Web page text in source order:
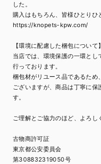
した。
購入はもちろん、皆様ひとりひ
https://knopets-kpw.com/
【環境に配慮した梱包について】
当店では、環境保護の一環と
行っております。
梱包材がリユース品であるた
ございますが、商品は丁寧に保
す。
ご理解とご協力のほど、よろし
古物商許可証
東京都公安委員会
第308832319050号